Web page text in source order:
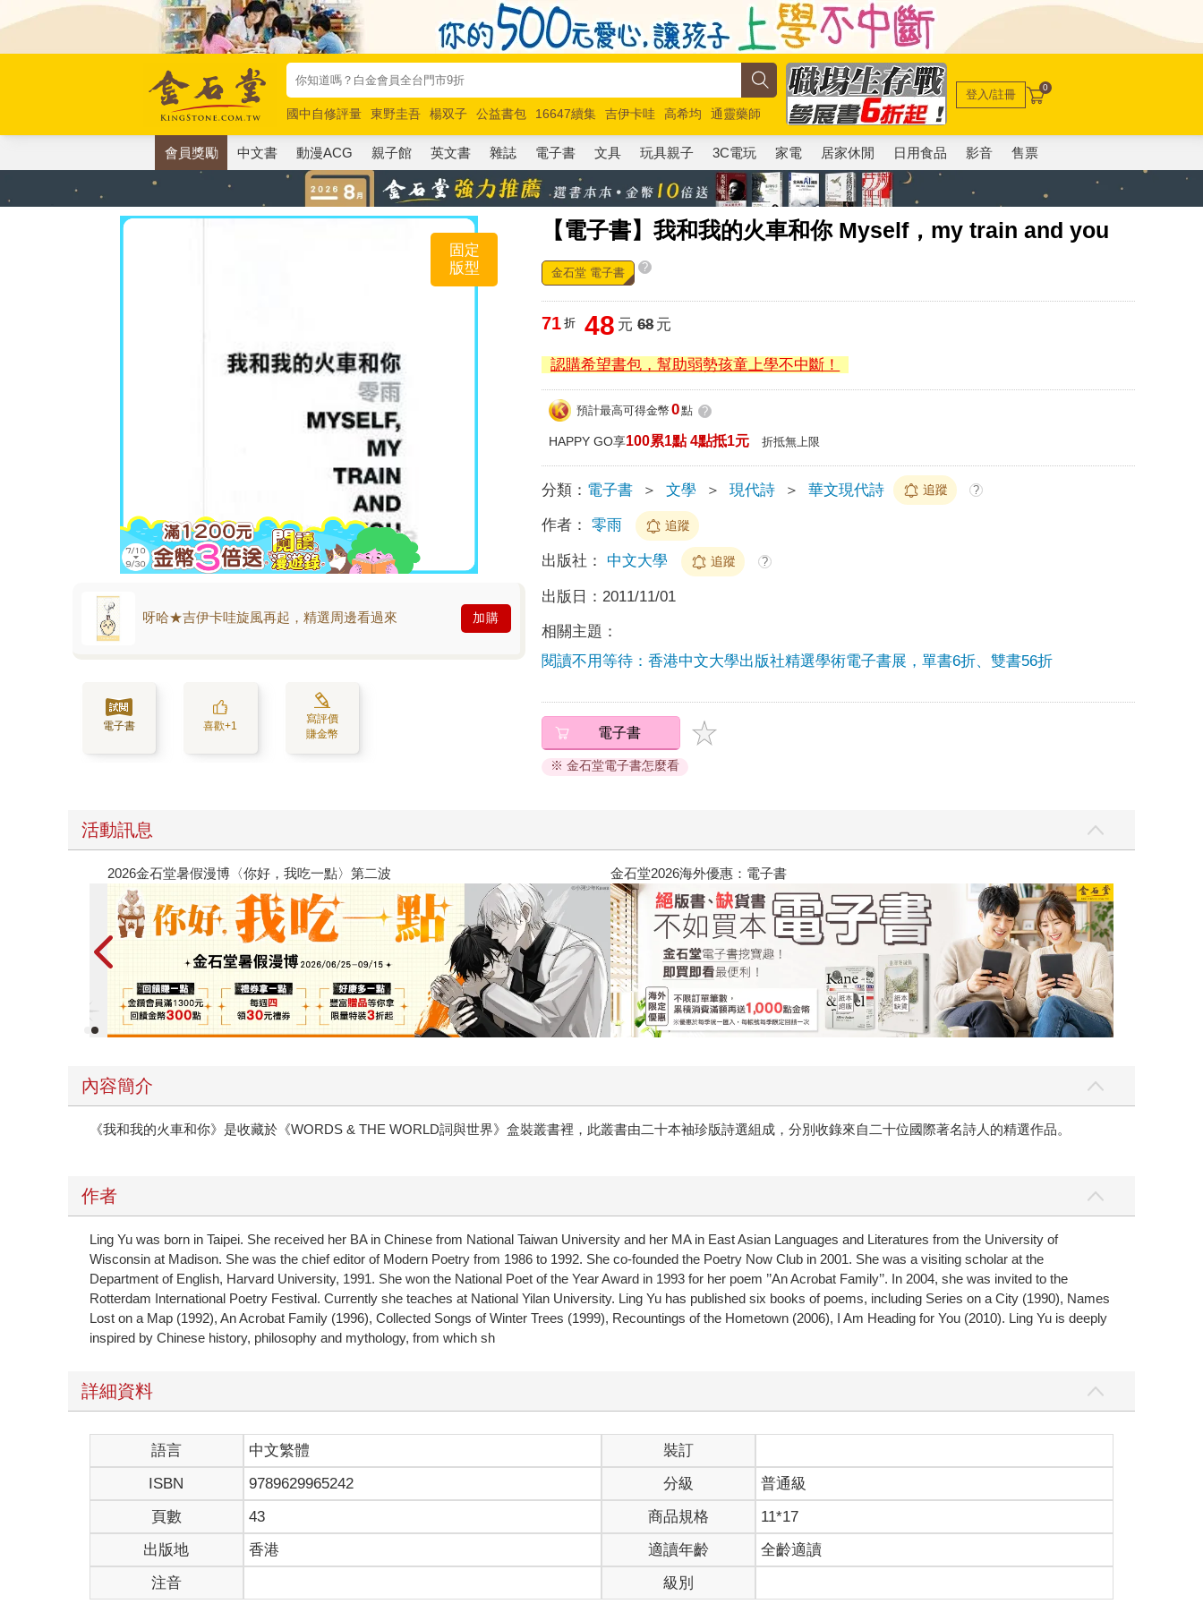
國中自修評量 東野圭吾 楊双子 公益書包 16647續集 吉伊卡哇 高希均
通靈藥師
唯紅花綻放
奧德賽 路邊攤新作 馬斯克 玩具總動員5 超慢跑
登入/註冊 0
會員獎勵 中文書 動漫ACG 親子館 英文書 雜誌 電子書 文具 玩具親子 3C電玩 家電 居家休閒 日用食品 影音 售票
【電子書】我和我的火車和你 Myself，my train and you
固定
版型
呀哈★吉伊卡哇旋風再起，精選周邊看過來 加購
電子書 喜歡+1
寫評價
賺金幣
金石堂 電子書 ?
71 折 48 元 68元
認購希望書包，幫助弱勢孩童上學不中斷！
預計最高可得金幣 0點 ?
HAPPY GO享100累1點 4點抵1元 折抵無上限
分類： 電子書 ＞ 文學 ＞ 現代詩 ＞ 華文現代詩 追蹤 ?
作者： 零雨 追蹤
出版社： 中文大學 追蹤 ?
出版日： 2011/11/01
相關主題：
閱讀不用等待：香港中文大學出版社精選學術電子書展，單書6折、雙書56折
電子書
※ 金石堂電子書怎麼看
活動訊息
春光ｘ奇幻基地｜全書系展 2026金石堂暑假漫博〈你好，我吃一點〉第二波
內容簡介
《我和我的火車和你》是收藏於《WORDS & THE WORLD詞與世界》盒裝叢書裡，此叢書由二十本袖珍版詩選組成，分別收錄來自二十位國際著名詩人的精選作品。
作者
Ling Yu was born in Taipei. She received her BA in Chinese from National Taiwan University and her MA in East Asian Languages and Literatures from the University of
Wisconsin at Madison. She was the chief editor of Modern Poetry from 1986 to 1992. She co-founded the Poetry Now Club in 2001. She was a visiting scholar at the
Department of English, Harvard University, 1991. She won the National Poet of the Year Award in 1993 for her poem ’’An Acrobat Family’’. In 2004, she was invited to the
Rotterdam International Poetry Festival. Currently she teaches at National Yilan University. Ling Yu has published six books of poems, including Series on a City (1990), Names
Lost on a Map (1992), An Acrobat Family (1996), Collected Songs of Winter Trees (1999), Recountings of the Hometown (2006), I Am Heading for You (2010). Ling Yu is deeply
inspired by Chinese history, philosophy and mythology, from which sh
詳細資料
語言 中文繁體
裝訂
ISBN
9789629965242 分級
普通級
頁數
43 商品規格
11*17
出版地
香港 適讀年齡
全齡適讀
注音
級別